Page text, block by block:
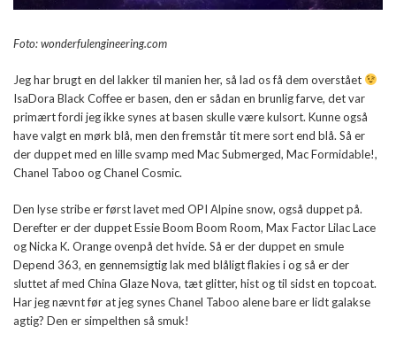
Foto: wonderfulengineering.com
Jeg har brugt en del lakker til manien her, så lad os få dem overstået
IsaDora Black Coffee er basen, den er sådan en brunlig farve, det var
primært fordi jeg ikke synes at basen skulle være kulsort. Kunne også
have valgt en mørk blå, men den fremstår tit mere sort end blå. Så er
der duppet med en lille svamp med Mac Submerged, Mac Formidable!,
Chanel Taboo og Chanel Cosmic.
Den lyse stribe er først lavet med OPI Alpine snow, også duppet på.
Derefter er der duppet Essie Boom Boom Room, Max Factor Lilac Lace
og Nicka K. Orange ovenpå det hvide. Så er der duppet en smule
Depend 363, en gennemsigtig lak med blåligt flakies i og så er der
sluttet af med China Glaze Nova, tæt glitter, hist og til sidst en topcoat.
Har jeg nævnt før at jeg synes Chanel Taboo alene bare er lidt galakse
agtig? Den er simpelthen så smuk!